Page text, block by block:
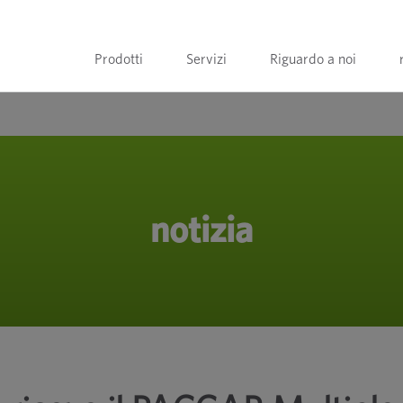
Prodotti Servizi Riguardo a noi
notizia